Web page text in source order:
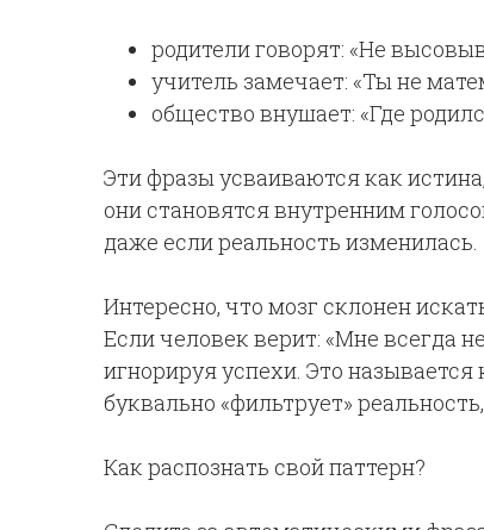
родители говорят: «Не
учитель замечает: «Ты не
общество внушает: «Где
Эти фразы усваиваются как
они становятся внутренним
даже если реальность изменилась.
Интересно, что мозг склонен
Если человек верит: «Мне всегда
игнорируя успехи. Это
буквально «фильтрует»
Как распознать свой паттерн?